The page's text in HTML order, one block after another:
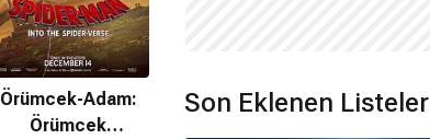
Örümcek-Adam:
Örümcek
Son Eklenen Listeler